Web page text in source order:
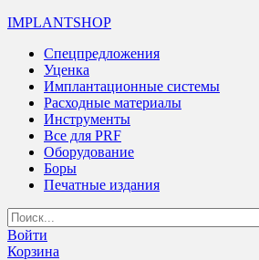
IMPLANTSHOP
Спецпредложения
Уценка
Имплантационные системы
Расходные материалы
Инструменты
Все для PRF
Оборудование
Боры
Печатные издания
Войти
Корзина